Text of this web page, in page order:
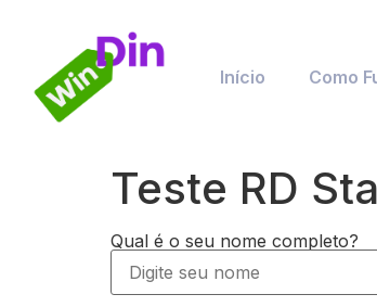
Início Como
Teste RD
Qual é o seu nome completo?